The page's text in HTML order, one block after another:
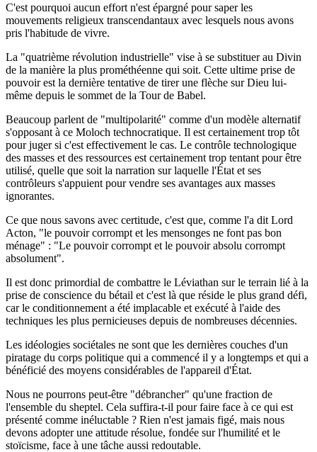
C'est pourquoi aucun effort n'est épargné pour saper les
mouvements religieux transcendantaux avec lesquels nous avons
pris l'habitude de vivre.
La "quatrième révolution industrielle" vise à se substituer au Divin
de la manière la plus prométhéenne qui soit. Cette ultime prise de
pouvoir est la dernière tentative de tirer une flèche sur Dieu lui-
même depuis le sommet de la Tour de Babel.
Beaucoup parlent de "multipolarité" comme d'un modèle alternatif
s'opposant à ce Moloch technocratique. Il est certainement trop tôt
pour juger si c'est effectivement le cas. Le contrôle technologique
des masses et des ressources est certainement trop tentant pour être
utilisé, quelle que soit la narration sur laquelle l'État et ses
contrôleurs s'appuient pour vendre ses avantages aux masses
ignorantes.
Ce que nous savons avec certitude, c'est que, comme l'a dit Lord
Acton, "le pouvoir corrompt et les mensonges ne font pas bon
ménage" : "Le pouvoir corrompt et le pouvoir absolu corrompt
absolument".
Il est donc primordial de combattre le Léviathan sur le terrain lié à la
prise de conscience du bétail et c'est là que réside le plus grand défi,
car le conditionnement a été implacable et exécuté à l'aide des
techniques les plus pernicieuses depuis de nombreuses décennies.
Les idéologies sociétales ne sont que les dernières couches d'un
piratage du corps politique qui a commencé il y a longtemps et qui a
bénéficié des moyens considérables de l'appareil d'État.
Nous ne pourrons peut-être "débrancher" qu'une fraction de
l'ensemble du sheptel. Cela suffira-t-il pour faire face à ce qui est
présenté comme inéluctable ? Rien n'est jamais figé, mais nous
devons adopter une attitude résolue, fondée sur l'humilité et le
stoïcisme, face à une tâche aussi redoutable.